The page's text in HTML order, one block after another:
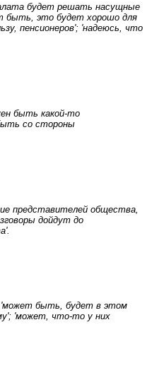
будет решать насущные
быть, это будет хорошо для
пенсионеров'; 'надеюсь, что
быть какой-то
со стороны
представителей общества,
дойдут до
'может быть, будет в этом
'может, что-то у них